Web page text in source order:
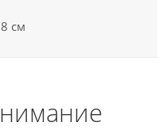
см